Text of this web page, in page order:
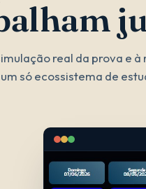
real da prova e
um só ecossistema de